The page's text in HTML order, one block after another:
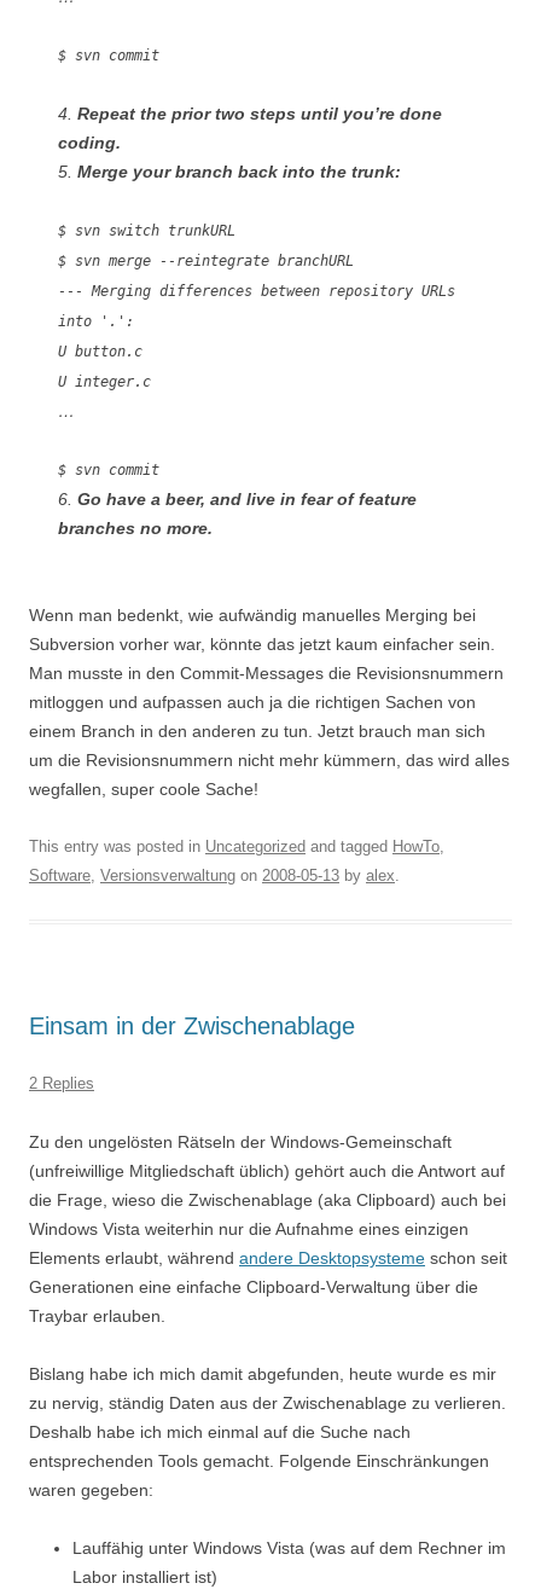
$ svn commit
4. Repeat the prior two steps until you’re done
coding.
5. Merge your branch back into the trunk:
$ svn switch trunkURL
$ svn merge --reintegrate branchURL
--- Merging differences between repository URLs
into '.':
U button.c
U integer.c
…
$ svn commit
6. Go have a beer, and live in fear of feature
branches no more.
Wenn man bedenkt, wie aufwändig manuelles Merging bei
Subversion vorher war, könnte das jetzt kaum einfacher sein.
Man musste in den Commit-Messages die Revisionsnummern
mitloggen und aufpassen auch ja die richtigen Sachen von
einem Branch in den anderen zu tun. Jetzt brauch man sich
um die Revisionsnummern nicht mehr kümmern, das wird alles
wegfallen, super coole Sache!
This entry was posted in Uncategorized and tagged HowTo,
Software, Versionsverwaltung on 2008-05-13 by alex.
Einsam in der Zwischenablage
2 Replies
Zu den ungelösten Rätseln der Windows-Gemeinschaft
(unfreiwillige Mitgliedschaft üblich) gehört auch die Antwort auf
die Frage, wieso die Zwischenablage (aka Clipboard) auch bei
Windows Vista weiterhin nur die Aufnahme eines einzigen
Elements erlaubt, während andere Desktopsysteme schon seit
Generationen eine einfache Clipboard-Verwaltung über die
Traybar erlauben.
Bislang habe ich mich damit abgefunden, heute wurde es mir
zu nervig, ständig Daten aus der Zwischenablage zu verlieren.
Deshalb habe ich mich einmal auf die Suche nach
entsprechenden Tools gemacht. Folgende Einschränkungen
waren gegeben:
Lauffähig unter Windows Vista (was auf dem Rechner im
Labor installiert ist)